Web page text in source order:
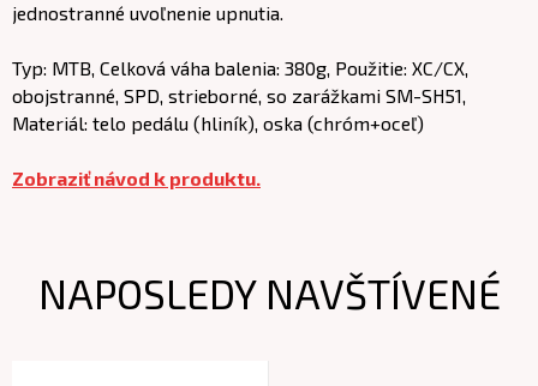
jednostranné uvoľnenie upnutia.
Typ: MTB, Celková váha balenia: 380g, Použitie: XC/CX,
obojstranné, SPD, strieborné, so zarážkami SM-SH51,
Materiál: telo pedálu (hliník), oska (chróm+oceľ)
Zobraziť návod k produktu.
NAPOSLEDY NAVŠTÍVENÉ